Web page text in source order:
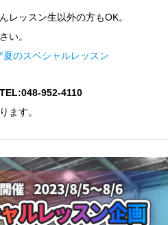
レッスン生以外の方もOK。
い。
のスペシャルレッスン
952-4110
ます。